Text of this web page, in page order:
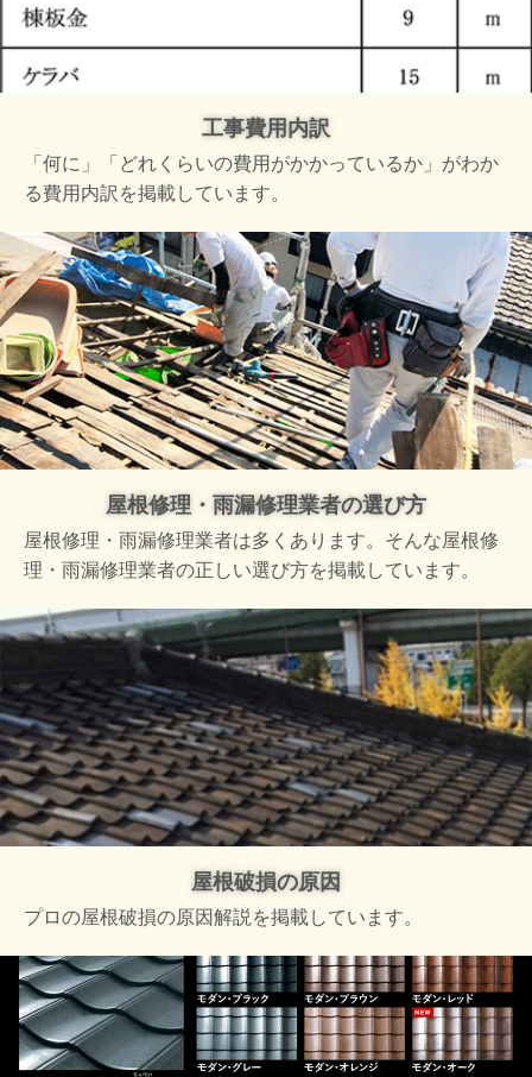
工事費用内訳
「何に」「どれくらいの費用がかかっているか」がわか
る費用内訳を掲載しています。
屋根修理・雨漏修理業者の選び方
屋根修理・雨漏修理業者は多くあります。そんな屋根修
理・雨漏修理業者の正しい選び方を掲載しています。
屋根破損の原因
プロの屋根破損の原因解説を掲載しています。